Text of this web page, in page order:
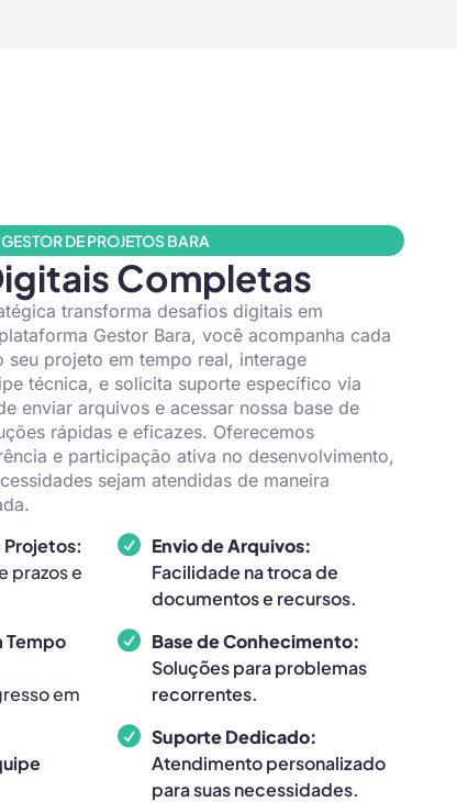
GESTOR DE PROJETOS BARA
Completas
transforma desafios digitais em
Gestor Bara, você acompanha cada
seu projeto em tempo real, interage
técnica, e solicita suporte específico via
enviar arquivos e acessar nossa base de
rápidas e eficazes. Oferecemos
e participação ativa no desenvolvimento,
sejam atendidas de maneira
prazos e
Tempo
em
Envio de Arquivos:
Facilidade na troca de
documentos e recursos.
Base de Conhecimento:
Soluções para problemas
recorrentes.
Suporte Dedicado:
Atendimento personalizado
para suas necessidades.